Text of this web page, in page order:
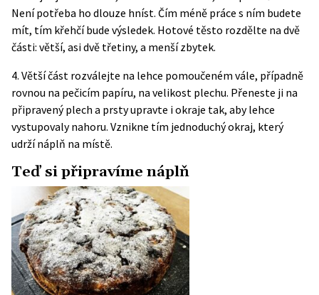
Není potřeba ho dlouze hníst. Čím méně práce s ním budete
mít, tím křehčí bude výsledek. Hotové těsto rozdělte na dvě
části: větší, asi dvě třetiny, a menší zbytek.
4. Větší část rozválejte na lehce pomoučeném vále, případně
rovnou na pečicím papíru, na velikost plechu. Přeneste ji na
připravený plech a prsty upravte i okraje tak, aby lehce
vystupovaly nahoru. Vznikne tím jednoduchý okraj, který
udrží náplň na místě.
Teď si připravíme náplň